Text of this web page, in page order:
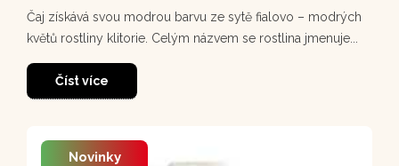
Čaj získává svou modrou barvu ze sytě fialovo – modrých
květů rostliny klitorie. Celým názvem se rostlina jmenuje...
Číst více
Novinky